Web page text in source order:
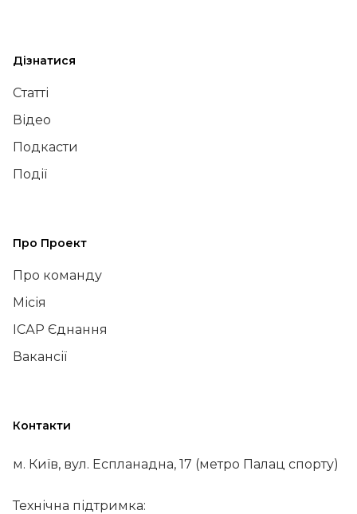
Дізнатися
Статті
Відео
Подкасти
Події
Про Проект
Про команду
Місія
ІСАР Єднання
Вакансії
Контакти
м. Київ, вул. Еспланадна, 17 (метро Палац спорту)
Технічна підтримка: